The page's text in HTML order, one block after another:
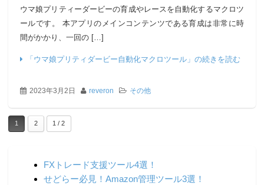
ウマ娘プリティーダービーの育成やレースを自動化するマクロツ
ールです。 本アプリのメインコンテンツである育成は非常に時
間がかかり、一回の […]
「ウマ娘プリティダービー自動化マクロツール」の続きを読む
2023年3月2日 reveron その他
1 2 1 / 2
FXトレード支援ツール4選！
せどらー必見！Amazon管理ツール3選！